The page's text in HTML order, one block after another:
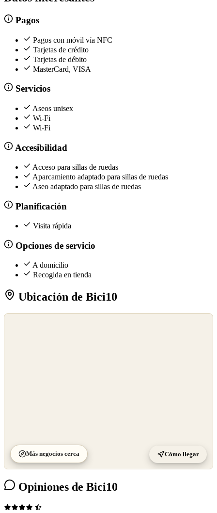
Pagos
Pagos con móvil vía NFC
Tarjetas de crédito
Tarjetas de débito
MasterCard, VISA
Servicios
Aseos unisex
Wi-Fi
Wi-Fi
Accesibilidad
Acceso para sillas de ruedas
Aparcamiento adaptado para sillas de ruedas
Aseo adaptado para sillas de ruedas
Planificación
Visita rápida
Opciones de servicio
A domicilio
Recogida en tienda
Ubicación de Bici10
Más negocios cerca Cómo llegar
Opiniones de Bici10